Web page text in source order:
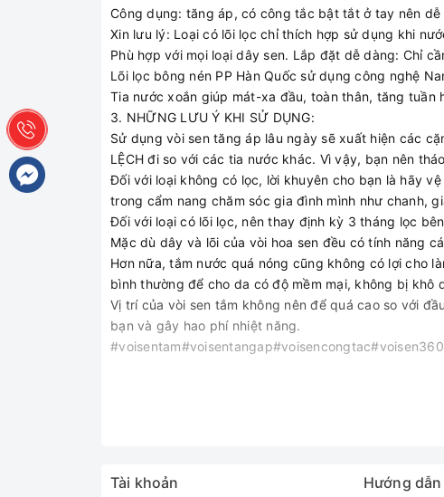
Công dụng: tăng áp, có công tắc bật tắt ở tay nên
Xin lưu lý: Loại có lõi lọc chỉ thích hợp sử dụng khi
Phù hợp với mọi loại dây sen. Lắp đặt dễ dàng: Chỉ
Lõi lọc bông nén PP Hàn Quốc sử dụng công nghệ
Tia nước xoắn giúp mát-xa đầu, toàn thân, tăng tuần
3. NHỮNG LƯU Ý KHI SỬ DỤNG:
Sử dụng vòi sen tăng áp lâu ngày sẽ xuất hiện các
LỆCH đi so với các tia nước khác. Vì vậy, bạn nên
Đối với loại không có lọc, lời khuyên cho bạn là hãy
trong cẩm nang chăm sóc gia đình mình như chanh,
Đối với loại có lõi lọc, nên thay định kỳ 3 tháng lọc
Mặc dù dây và lõi của vòi hoa sen đều có tính năng
Hơn nữa, tắm nước quá nóng cũng không có lợi cho
bình thường để cho da có độ mềm mại, không bị khô
Vị trí của vòi sen tắm không nên để quá cao so với
bạn và gây hao phí nhiệt năng.
#voisentam#voisentangap#voisencongtac#voisen360
Tài khoản Hướng dẫn